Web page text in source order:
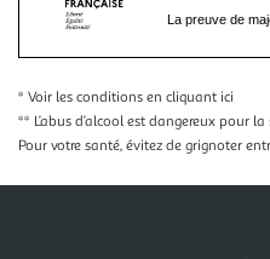
La preuve de
* Voir les conditions en cliquant ici
** L’abus d’alcool est dangereux pour
Pour votre santé, évitez de grignoter